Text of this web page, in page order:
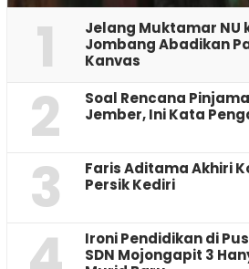
1
Jelang Muktamar NU
Jombang Abadikan
Kanvas
2
‎Soal Rencana
Jember, Ini Kata
3
Faris Aditama Akhiri
Persik Kediri
Ironi Pendidikan di
SDN Mojongapit 3